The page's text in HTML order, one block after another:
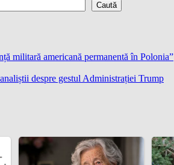
Caută
militară americană permanentă în Polonia”
despre gestul Administrației Trump